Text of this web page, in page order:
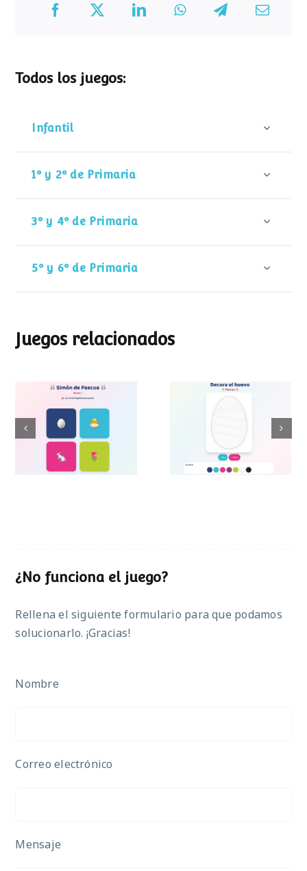
Todos los juegos:
Infantil
1º y 2º de Primaria
3º y 4º de Primaria
5º y 6º de Primaria
Juegos relacionados
Simon de Pascua
Decora el huevo
de Pascua
¿No funciona el juego?
Rellena el siguiente formulario para que podamos
solucionarlo. ¡Gracias!
Nombre
Correo electrónico
Mensaje